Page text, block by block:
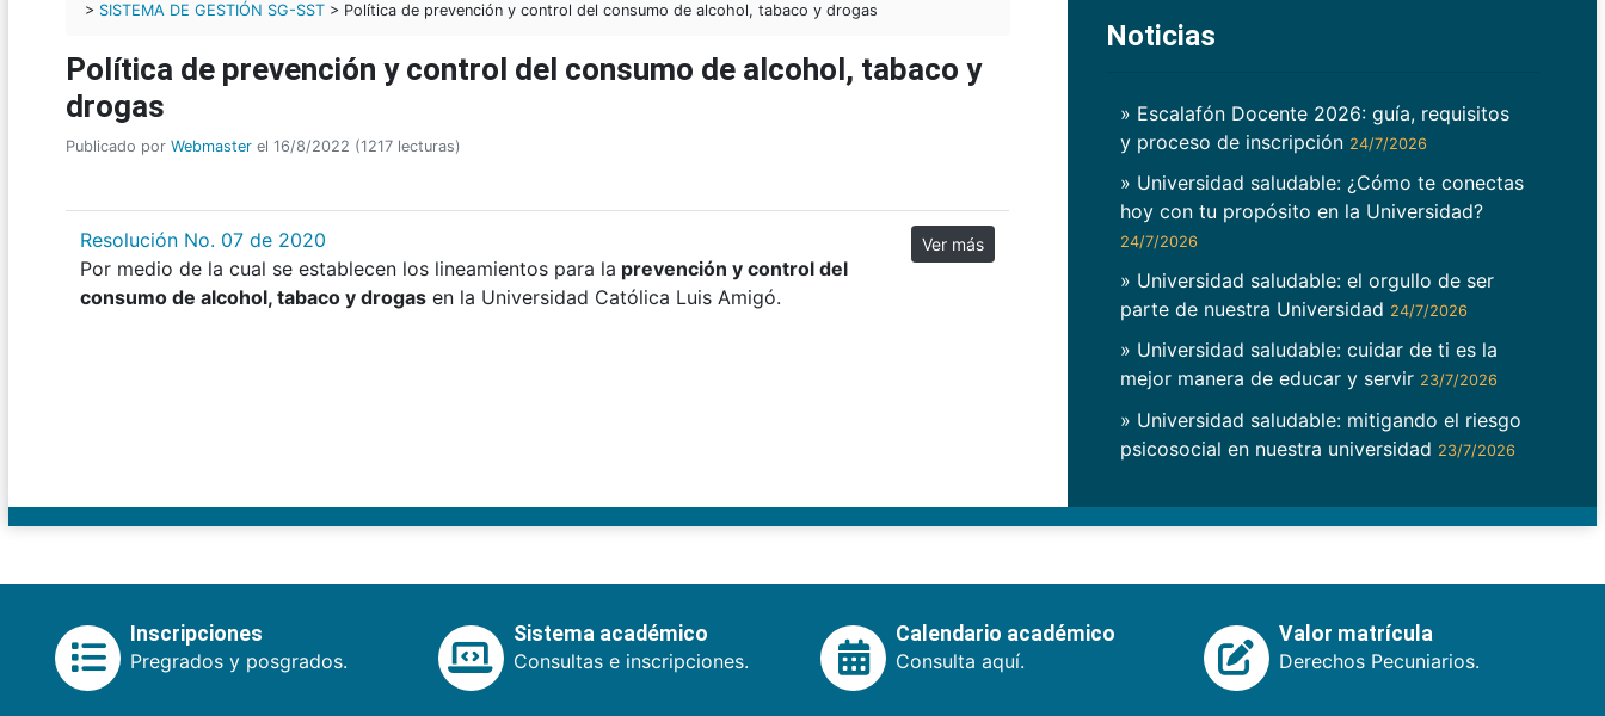
> SISTEMA DE GESTIÓN SG-SST > Política de prevención y control del consumo de alcohol, tabaco y drogas
Política de prevención y control del consumo de alcohol, tabaco y
drogas
Publicado por Webmaster el 16/8/2022 (1217 lecturas)
Resolución No. 07 de 2020
Por medio de la cual se establecen los lineamientos para la prevención y control del
consumo de alcohol, tabaco y drogas en la Universidad Católica Luis Amigó.
Ver más
Noticias
» Escalafón Docente 2026: guía, requisitos
y proceso de inscripción 24/7/2026
» Universidad saludable: ¿Cómo te conectas
hoy con tu propósito en la Universidad?
24/7/2026
» Universidad saludable: el orgullo de ser
parte de nuestra Universidad 24/7/2026
» Universidad saludable: cuidar de ti es la
mejor manera de educar y servir 23/7/2026
» Universidad saludable: mitigando el riesgo
psicosocial en nuestra universidad 23/7/2026
Inscripciones
Pregrados y posgrados.
Sistema académico
Consultas e inscripciones.
Calendario académico
Consulta aquí.
Valor matrícula
Derechos Pecuniarios.